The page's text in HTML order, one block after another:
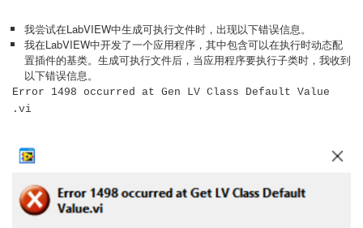
我尝试在LabVIEW中生成可执行文件时，出现以下错误信息。
我在LabVIEW中开发了一个应用程序，其中包含可以在执行时动态配
置插件的基类。生成可执行文件后，当应用程序要执行子类时，我收到
以下错误信息。
Error 1498 occurred at Gen LV Class Default Value
.vi